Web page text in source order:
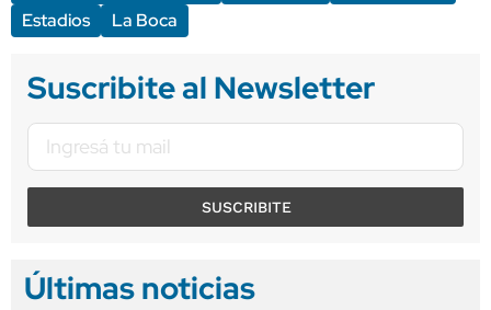
Estadios
La Boca
Suscribite al Newsletter
SUSCRIBITE
Últimas noticias